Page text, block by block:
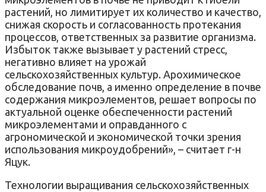
растений, но лимитирует их количество и качество,
снижая скорость и согласованность протекания
процессов, ответственных за развитие организма.
Избыток также вызывает у растений стресс,
негативно влияет на урожай
сельскохозяйственных культур. Арохимическое
обследование почв, а именно определение в почве
содержания микроэлементов, решает вопросы по
актуальной оценке обеспеченности растений
микроэлементами и оправданного с
агрономической и экономической точки зрения
использования микроудобрений», – считает г-н
Яцук.
Технологии выращивания сельскохозяйственных